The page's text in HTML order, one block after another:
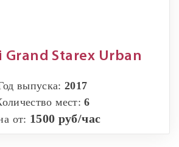
Grand Starex Urban
выпуска:2017
мест:6
от: 1500 руб/час